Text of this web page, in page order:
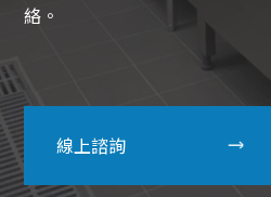
絡。
線上諮詢